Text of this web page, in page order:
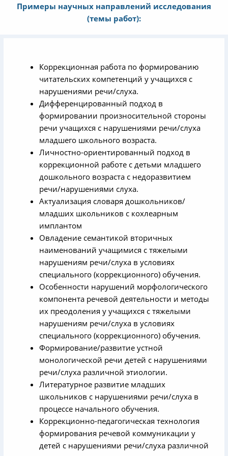
Примеры научных направлений исследования
(темы работ):
Коррекционная работа по формированию
читательских компетенций у учащихся с
нарушениями речи/слуха.
Дифференцированный подход в
формировании произносительной стороны
речи учащихся с нарушениями речи/слуха
младшего школьного возраста.
Личностно-ориентированный подход в
коррекционной работе с детьми младшего
дошкольного возраста с недоразвитием
речи/нарушениями слуха.
Актуализация словаря дошкольников/
младших школьников с кохлеарным
имплантом
Овладение семантикой вторичных
наименований учащимися с тяжелыми
нарушениям речи/слуха в условиях
специального (коррекционного) обучения.
Особенности нарушений морфологического
компонента речевой деятельности и методы
их преодоления у учащихся с тяжелыми
нарушениям речи/слуха в условиях
специального (коррекционного) обучения.
Формирование/развитие устной
монологической речи детей с нарушениями
речи/слуха различной этиологии.
Литературное развитие младших
школьников с нарушениями речи/слуха в
процессе начального обучения.
Коррекционно-педагогическая технология
формирования речевой коммуникации у
детей с нарушениями речи/слуха различной